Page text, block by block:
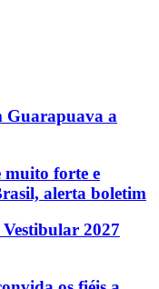
Guarapuava a
forte e
alerta boletim
2027